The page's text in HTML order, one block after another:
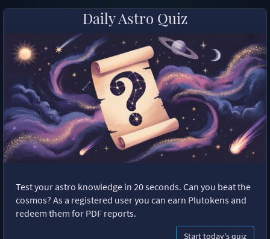
Daily Astro Quiz
Test your astro knowledge in 20 seconds. Can you beat the
cosmos? As a registered user you can earn Plutokens and
redeem them for PDF reports.
Start today's quiz